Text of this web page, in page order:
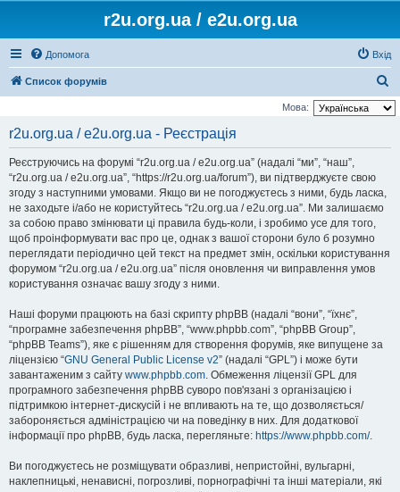
r2u.org.ua / e2u.org.ua
Допомога Вхід
Список форумів
о
Мова:
r2u.org.ua / e2u.org.ua - Реєстрація
Реєструючись на форумі “r2u.org.ua / e2u.org.ua” (надалі “ми”, “наш”,
“r2u.org.ua / e2u.org.ua”, “https://r2u.org.ua/forum”), ви підтверджуєте свою
згоду з наступними умовами. Якщо ви не погоджуєтесь з ними, будь ласка,
не заходьте і/або не користуйтесь “r2u.org.ua / e2u.org.ua”. Ми залишаємо
за собою право змінювати ці правила будь-коли, і зробимо усе для того,
щоб проінформувати вас про це, однак з вашої сторони було б розумно
переглядати періодично цей текст на предмет змін, оскільки користування
форумом “r2u.org.ua / e2u.org.ua” після оновлення чи виправлення умов
користування означає вашу згоду з ними.
Наші форуми працюють на базі скрипту phpBB (надалі “вони”, “їхнє”,
“програмне забезпечення phpBB”, “www.phpbb.com”, “phpBB Group”,
“phpBB Teams”), яке є рішенням для створення форумів, яке випущене за
ліцензією “GNU General Public License v2” (надалі “GPL”) і може бути
завантаженим з сайту www.phpbb.com. Обмеження ліцензії GPL для
програмного забезпечення phpBB суворо пов'язані з організацією і
підтримкою інтернет-дискусій і не впливають на те, що дозволяється/
забороняється адміністрацією чи на поведінку в них. Для додаткової
інформації про phpBB, будь ласка, перегляньте: https://www.phpbb.com/.
Ви погоджуєтесь не розміщувати образливі, непристойні, вульгарні,
наклепницькі, ненависні, погрозливі, порнографічні та інші матеріали, які